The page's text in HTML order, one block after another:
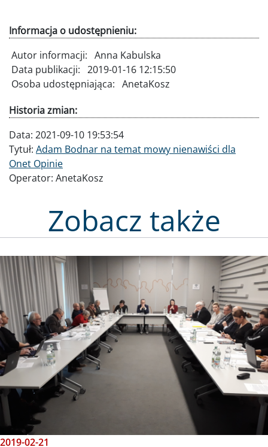
Informacja o udostępnieniu:
Autor informacji: Anna Kabulska
Data publikacji: 2019-01-16 12:15:50
Osoba udostępniająca: AnetaKosz
Historia zmian:
Data: 2021-09-10 19:53:54
Tytuł: Adam Bodnar na temat mowy nienawiści dla
Onet Opinie
Operator: AnetaKosz
Zobacz także
Obraz
2019-02-21